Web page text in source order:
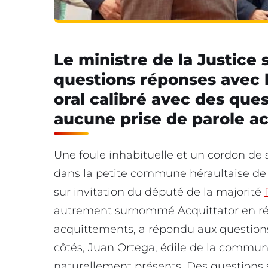
Le ministre de la Justice
questions réponses avec
oral calibré avec des
aucune prise de parole
Une foule inhabituelle et un cordon de
dans la petite commune héraultaise
sur invitation du député de la majorité
autrement surnommé Acquittator en
acquittements, a répondu aux
côtés, Juan Ortega, édile de la